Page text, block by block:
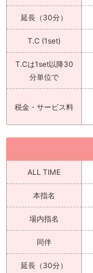
延長（30分）
T.C (1set)
T.Cは1set以降30
分単位で
税金・サービス料
ALL TIME
本指名
場内指名
同伴
延長（30分）